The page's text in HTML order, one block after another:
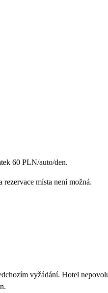
60 PLN/auto/den.
rezervace místa není možná.
vyžádání. Hotel